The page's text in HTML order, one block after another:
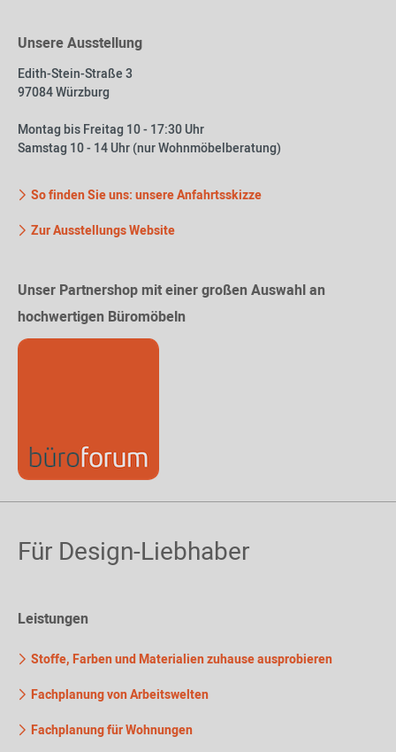
Unsere Ausstellung
Edith-Stein-Straße 3
97084 Würzburg
Montag bis Freitag 10 - 17:30 Uhr
Samstag 10 - 14 Uhr (nur Wohnmöbelberatung)
So finden Sie uns: unsere Anfahrtsskizze
Zur Ausstellungs Website
Unser Partnershop mit einer großen Auswahl an
hochwertigen Büromöbeln
Für Design-Liebhaber
Leistungen
Stoffe, Farben und Materialien zuhause ausprobieren
Fachplanung von Arbeitswelten
Fachplanung für Wohnungen